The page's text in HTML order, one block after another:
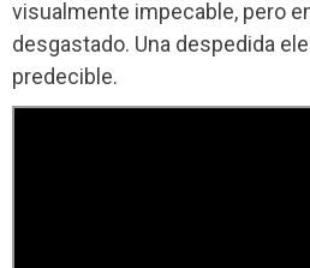
visualmente impecable, pero
desgastado. Una despedida
predecible.